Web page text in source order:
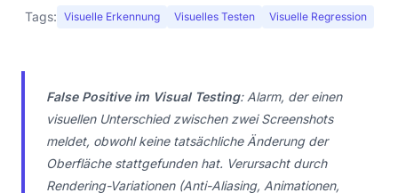
Tags: Visuelle Erkennung Visuelles Testen Visuelle Regression
False Positive im Visual Testing: Alarm, der einen
visuellen Unterschied zwischen zwei Screenshots
meldet, obwohl keine tatsächliche Änderung der
Oberfläche stattgefunden hat. Verursacht durch
Rendering-Variationen (Anti-Aliasing, Animationen,